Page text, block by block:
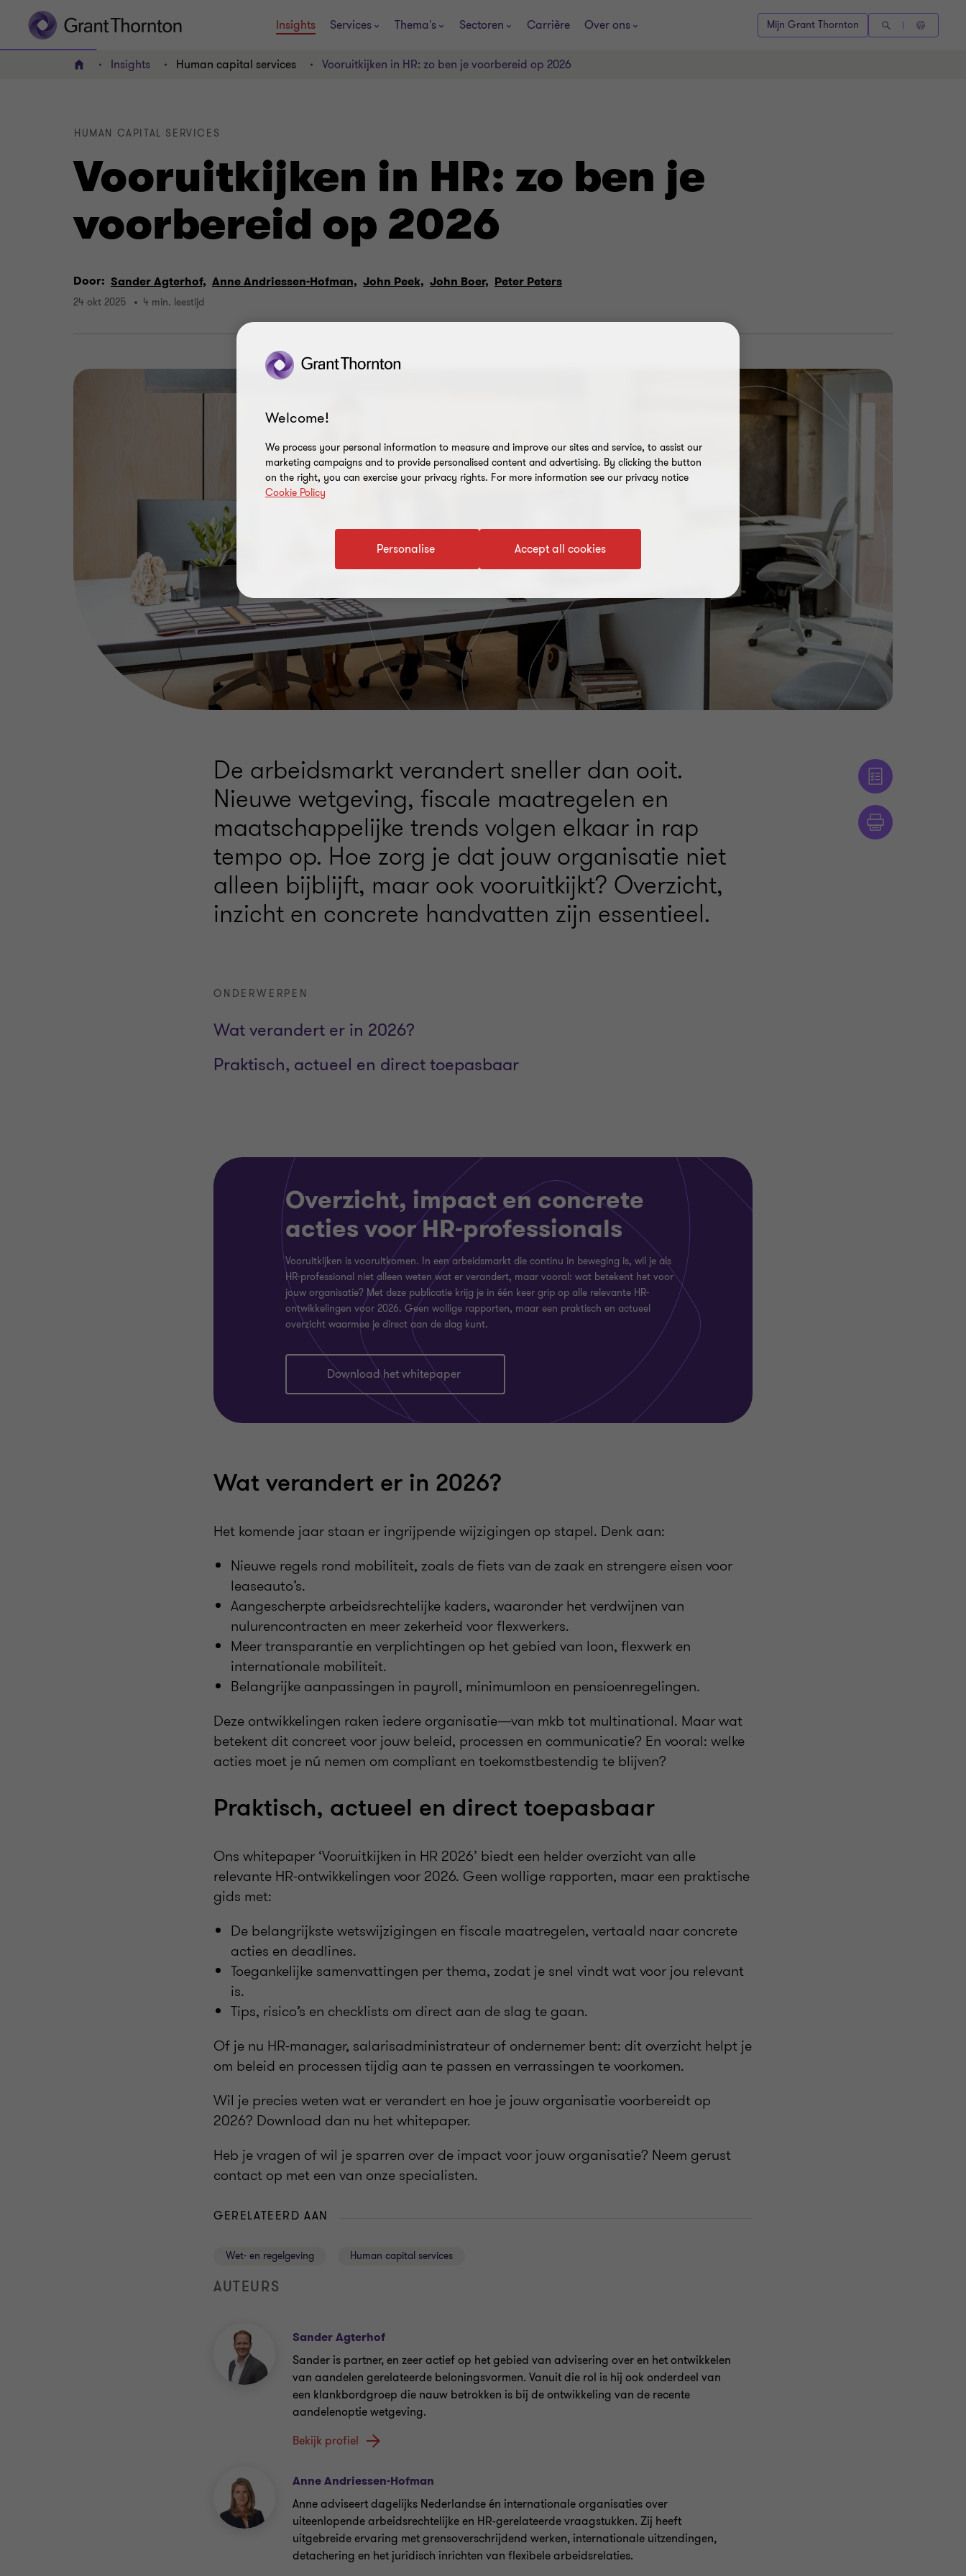
Insights Services Thema's Sectoren Carrière Over ons Mijn Grant Thornton
HOME Insights Human capital services Vooruitkijken in HR: zo ben je voorbereid op 2026
Vooruitkijken in HR: zo ben je
voorbereid op 2026
HUMAN CAPITAL SERVICES
Door: Sander Agterhof, Anne Andriessen-Hofman, John Peek, John Boer, Peter Peters
24 okt 2025 4 min. leestijd
De arbeidsmarkt verandert sneller dan ooit.
Nieuwe wetgeving, fiscale maatregelen en
maatschappelijke trends volgen elkaar in rap
tempo op. Hoe zorg je dat jouw organisatie niet
alleen bijblijft, maar ook vooruitkijkt? Overzicht,
inzicht en concrete handvatten zijn essentieel.
ONDERWERPEN
Wat verandert er in 2026?
Praktisch, actueel en direct toepasbaar
Overzicht, impact en concrete
acties voor HR-professionals
Vooruitkijken is vooruitkomen. In een arbeidsmarkt die continu in beweging is, wil je als
HR-professional niet alleen weten wat er verandert, maar vooral: wat betekent het voor
jouw organisatie? Met deze publicatie krijg je in één keer grip op alle relevante HR-
ontwikkelingen voor 2026. Geen wollige rapporten, maar een praktisch en actueel
overzicht waarmee je direct aan de slag kunt.
Download het whitepaper
Wat verandert er in 2026?
Het komende jaar staan er ingrijpende wijzigingen op stapel. Denk aan:
Nieuwe regels rond mobiliteit, zoals de fiets van de zaak en strengere eisen voor
leaseauto’s.
Aangescherpte arbeidsrechtelijke kaders, waaronder het verdwijnen van
nulurencontracten en meer zekerheid voor flexwerkers.
Meer transparantie en verplichtingen op het gebied van loon, flexwerk en
internationale mobiliteit.
Belangrijke aanpassingen in payroll, minimumloon en pensioenregelingen.
Deze ontwikkelingen raken iedere organisatie—van mkb tot multinational. Maar wat
betekent dit concreet voor jouw beleid, processen en communicatie? En vooral: welke
acties moet je nú nemen om compliant en toekomstbestendig te blijven?
Praktisch, actueel en direct toepasbaar
Ons whitepaper ‘Vooruitkijken in HR 2026’ biedt een helder overzicht van alle
relevante HR-ontwikkelingen voor 2026. Geen wollige rapporten, maar een praktische
gids met:
De belangrijkste wetswijzigingen en fiscale maatregelen, vertaald naar concrete
acties en deadlines.
Toegankelijke samenvattingen per thema, zodat je snel vindt wat voor jou relevant
is.
Tips, risico’s en checklists om direct aan de slag te gaan.
Of je nu HR-manager, salarisadministrateur of ondernemer bent: dit overzicht helpt je
om beleid en processen tijdig aan te passen en verrassingen te voorkomen.
Wil je precies weten wat er verandert en hoe je jouw organisatie voorbereidt op
2026? Download dan nu het whitepaper.
Heb je vragen of wil je sparren over de impact voor jouw organisatie? Neem gerust
contact op met een van onze specialisten.
GERELATEERD AAN
Wet- en regelgeving Human capital services
AUTEURS
Sander Agterhof
Sander is partner, en zeer actief op het gebied van advisering over en het ontwikkelen
van aandelen gerelateerde beloningsvormen. Vanuit die rol is hij ook onderdeel van
een klankbordgroep die nauw betrokken is bij de ontwikkeling van de recente
aandelenoptie wetgeving.
Bekijk profiel
Anne Andriessen-Hofman
Anne adviseert dagelijks Nederlandse én internationale organisaties over
uiteenlopende arbeidsrechtelijke en HR-gerelateerde vraagstukken. Zij heeft
uitgebreide ervaring met grensoverschrijdend werken, internationale uitzendingen,
detachering en het juridisch inrichten van flexibele arbeidsrelaties.
Welcome!
We process your personal information to measure and improve our sites and service, to assist our
marketing campaigns and to provide personalised content and advertising. By clicking the button
on the right, you can exercise your privacy rights. For more information see our privacy notice
Cookie Policy
Accept all cookies
Personalise